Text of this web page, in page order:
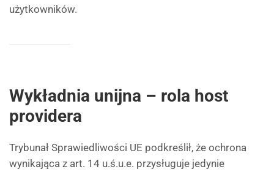
użytkowników.
Wykładnia unijna – rola host
providera
Trybunał Sprawiedliwości UE podkreślił, że ochrona
wynikająca z art. 14 u.ś.u.e. przysługuje jedynie